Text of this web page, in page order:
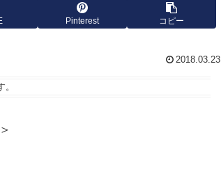
Pinterest コピー
2018.03.23
。